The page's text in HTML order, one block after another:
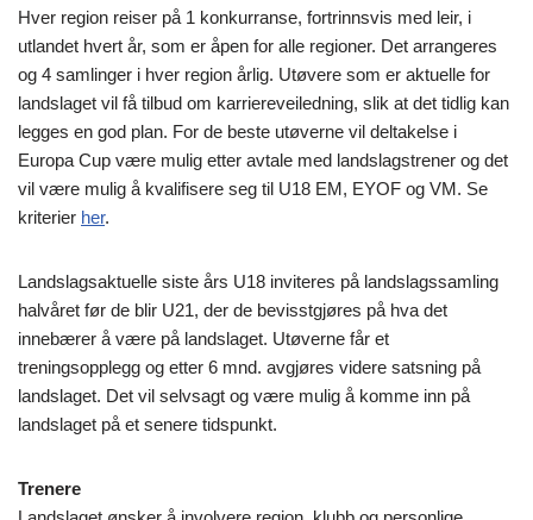
Hver region reiser på 1 konkurranse, fortrinnsvis med leir, i
utlandet hvert år, som er åpen for alle regioner. Det arrangeres
og 4 samlinger i hver region årlig. Utøvere som er aktuelle for
landslaget vil få tilbud om karriereveiledning, slik at det tidlig kan
legges en god plan. For de beste utøverne vil deltakelse i
Europa Cup være mulig etter avtale med landslagstrener og det
vil være mulig å kvalifisere seg til U18 EM, EYOF og VM. Se
kriterier her.
Landslagsaktuelle siste års U18 inviteres på landslagssamling
halvåret før de blir U21, der de bevisstgjøres på hva det
innebærer å være på landslaget. Utøverne får et
treningsopplegg og etter 6 mnd. avgjøres videre satsning på
landslaget. Det vil selvsagt og være mulig å komme inn på
landslaget på et senere tidspunkt.
Trenere